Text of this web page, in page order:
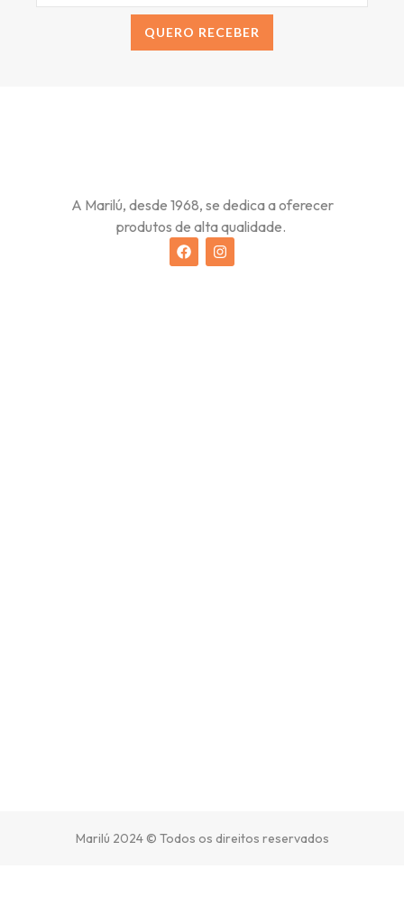
QUERO RECEBER
A Marilú, desde 1968, se dedica a oferecer
produtos de alta qualidade.
Marilú 2024 © Todos os direitos reservados